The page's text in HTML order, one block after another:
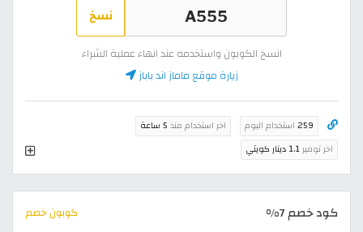
نسخ
انسخ الكوبون واستخدمه عند انهاء عملية الشراء
زيارة موقع ماماز اند باباز
259 استخدام اليوم اخر استخدام منذ 5 ساعة
اخر توفير1.1 دينار كويتي
كود خصم 7% كوبون خصم